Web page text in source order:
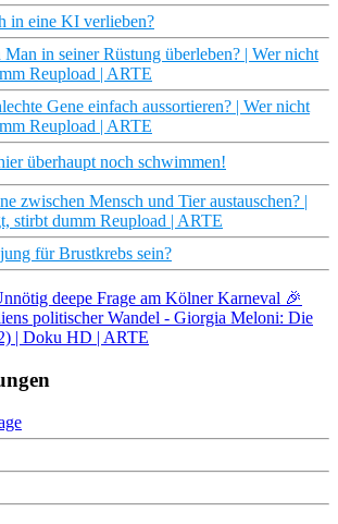
in eine KI verlieben?
in seiner Rüstung überleben? | Wer nicht
Reupload | ARTE
Gene einfach aussortieren? | Wer nicht
Reupload | ARTE
überhaupt noch schwimmen!
zwischen Mensch und Tier austauschen? |
stirbt dumm Reupload | ARTE
für Brustkrebs sein?
deepe Frage am Kölner Karneval 🎉
politischer Wandel - Giorgia Meloni: Die
| Doku HD | ARTE